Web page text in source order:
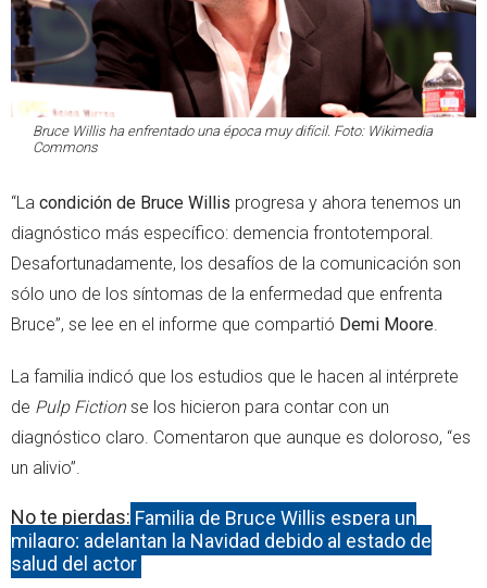
Bruce Willis ha enfrentado una época muy difícil. Foto: Wikimedia
Commons
“La condición de Bruce Willis progresa y ahora tenemos un
diagnóstico más específico: demencia frontotemporal.
Desafortunadamente, los desafíos de la comunicación son
sólo uno de los síntomas de la enfermedad que enfrenta
Bruce”, se lee en el informe que compartió Demi Moore.
La familia indicó que los estudios que le hacen al intérprete
de Pulp Fictionse los hicieron para contar con un
diagnóstico claro. Comentaron que aunque es doloroso, “es
un alivio”.
No te pierdas: Familia de Bruce Willis espera un
milagro; adelantan la Navidad debido al estado de
salud del actor